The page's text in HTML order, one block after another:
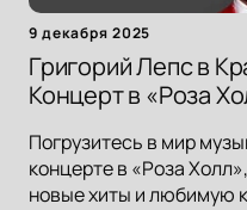
9 декабря 2025
Григорий Лепс в
Концерт в «Роза
Погрузитесь в мир
концерте в «Роза
новые хиты и любимую